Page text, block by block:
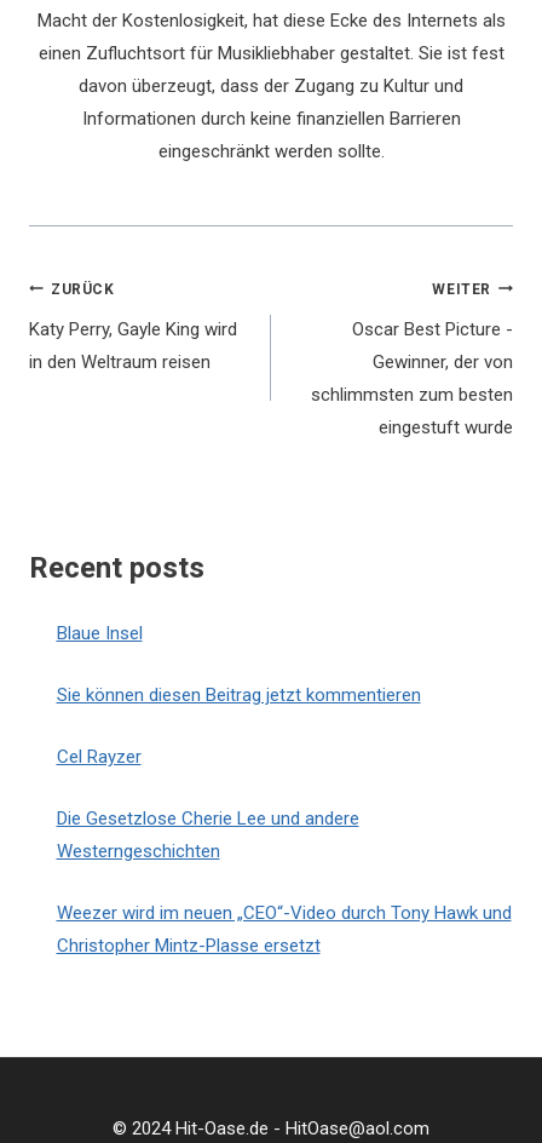
Macht der Kostenlosigkeit, hat diese Ecke des Internets als
einen Zufluchtsort für Musikliebhaber gestaltet. Sie ist fest
davon überzeugt, dass der Zugang zu Kultur und
Informationen durch keine finanziellen Barrieren
eingeschränkt werden sollte.
Beitragsnavigation
ZURÜCK
Katy Perry, Gayle King wird
in den Weltraum reisen
WEITER
Oscar Best Picture -
Gewinner, der von
schlimmsten zum besten
eingestuft wurde
Recent posts
Blaue Insel
Sie können diesen Beitrag jetzt kommentieren
Cel Rayzer
Die Gesetzlose Cherie Lee und andere
Westerngeschichten
Weezer wird im neuen „CEO“-Video durch Tony Hawk und
Christopher Mintz-Plasse ersetzt
© 2024 Hit-Oase.de - HitOase@aol.com